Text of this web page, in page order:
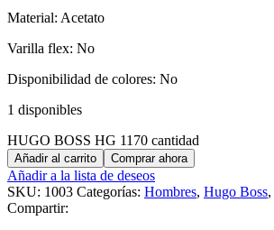
Material: Acetato
Varilla flex: No
Disponibilidad de colores: No
1 disponibles
HUGO BOSS HG 1170 cantidad
Añadir al carrito Comprar ahora
Añadir a la lista de deseos
SKU: 1003 Categorías: Hombres, Hugo Boss,
Compartir: